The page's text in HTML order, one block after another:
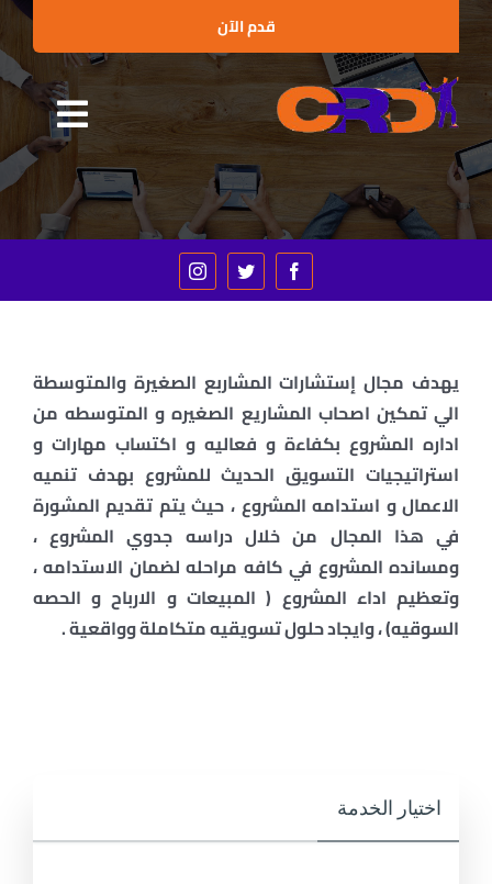
content
قدم الآن
الرئيسية
من نحن
البرامج التدريبية
العملاء والشراكات
الأخبار
الفعاليات
اتصل بنا
يهدف مجال إستشارات المشاربع الصغيرة والمتوسطة
الي تمكين اصحاب المشاريع الصغيره و المتوسطه من
اداره المشروع بكفاءة و فعاليه و اكتساب مهارات و
استراتيجيات التسويق الحديث للمشروع بهدف تنميه
الاعمال و استدامه المشروع ، حيث يتم تقديم المشورة
في هذا المجال من خلال دراسه جدوي المشروع ،
ومسانده المشروع في كافه مراحله لضمان الاستدامه ،
وتعظيم اداء المشروع ( المبيعات و الارباح و الحصه
السوقيه) ، وايجاد حلول تسويقيه متكاملة وواقعية .
اختيار الخدمة